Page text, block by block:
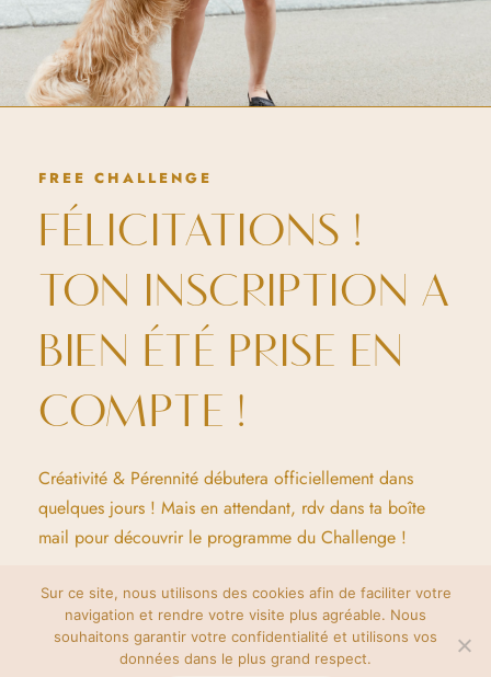
FREE CHALLENGE
FÉLICITATIONS !
TON INSCRIPTION A
BIEN ÉTÉ PRISE EN
COMPTE !
Créativité & Pérennité débutera officiellement dans
quelques jours ! Mais en attendant, rdv dans ta boîte
mail pour découvrir le programme du Challenge !
Sur ce site, nous utilisons des cookies afin de faciliter votre
navigation et rendre votre visite plus agréable. Nous
souhaitons garantir votre confidentialité et utilisons vos
données dans le plus grand respect.